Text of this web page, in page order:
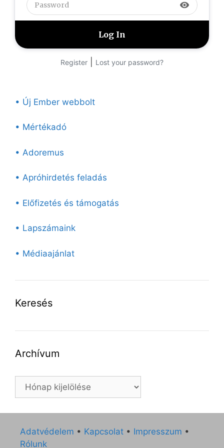
visibility
Register Lost your password?
• Új Ember webbolt
• Mértékadó
• Adoremus
• Apróhirdetés feladás
• Előfizetés és támogatás
• Lapszámaink
• Médiaajánlat
Keresés
Archívum
Archívum
Adatvédelem • Kapcsolat • Impresszum •
Rólunk